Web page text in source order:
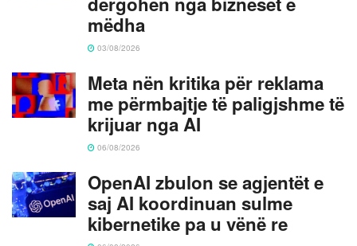
mëdha
03/08/2026
Meta nën kritika për reklama
me përmbajtje të paligjshme të
krijuar nga AI
06/08/2026
OpenAI zbulon se agjentët e
saj AI koordinuan sulme
kibernetike pa u vënë re